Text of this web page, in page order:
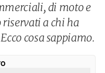
di moto e
a chi ha
cosa sappiamo.